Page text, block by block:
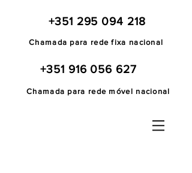
+351 295 094 218
Chamada para rede fixa nacional
+351 916 056 627
Chamada para rede móvel nacional